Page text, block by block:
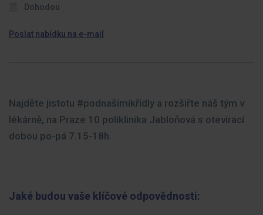
Dohodou
Poslat nabídku na e-mail
Najděte jistotu #podnašimikřídly a rozšiřte náš tým v
lékárně, na Praze 10 poliklinika Jabloňová s otevírací
dobou po-pá 7.15-18h.
Jaké budou vaše klíčové odpovědnosti: